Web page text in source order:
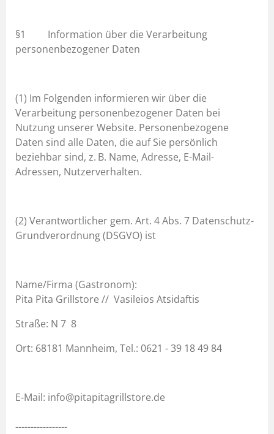
§1 Information über die Verarbeitung
personenbezogener Daten
(1) Im Folgenden informieren wir über die
Verarbeitung personenbezogener Daten bei
Nutzung unserer Website. Personenbezogene
Daten sind alle Daten, die auf Sie persönlich
beziehbar sind, z. B. Name, Adresse, E-Mail-
Adressen, Nutzerverhalten.
(2) Verantwortlicher gem. Art. 4 Abs. 7 Datenschutz-
Grundverordnung (DSGVO) ist
Name/Firma (Gastronom):
Pita Pita Grillstore // Vasileios Atsidaftis
Straße: N 7 8
Ort: 68181 Mannheim, Tel.: 0621 - 39 18 49 84
E-Mail: info@pitapitagrillstore.de
-----------------